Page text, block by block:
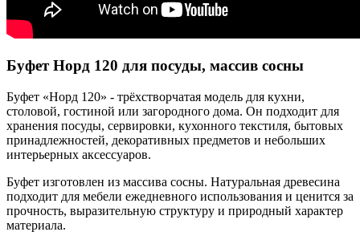
Буфет Норд 120 для посуды, массив сосны
Буфет «Норд 120» - трёхстворчатая модель для кухни,
столовой, гостиной или загородного дома. Он подходит для
хранения посуды, сервировки, кухонного текстиля, бытовых
принадлежностей, декоративных предметов и небольших
интерьерных аксессуаров.
Буфет изготовлен из массива сосны. Натуральная древесина
подходит для мебели ежедневного использования и ценится за
прочность, выразительную структуру и природный характер
материала.